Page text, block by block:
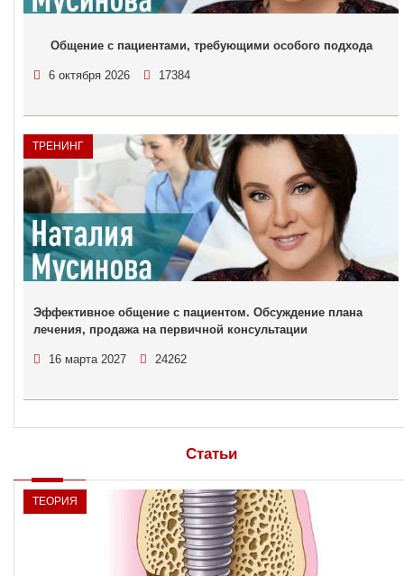
Общение с пациентами, требующими особого подхода
6 октября 2026 17384
ТРЕНИНГ
Эффективное общение с пациентом. Обсуждение плана
лечения, продажа на первичной консультации
16 марта 2027 24262
Статьи
ТЕОРИЯ